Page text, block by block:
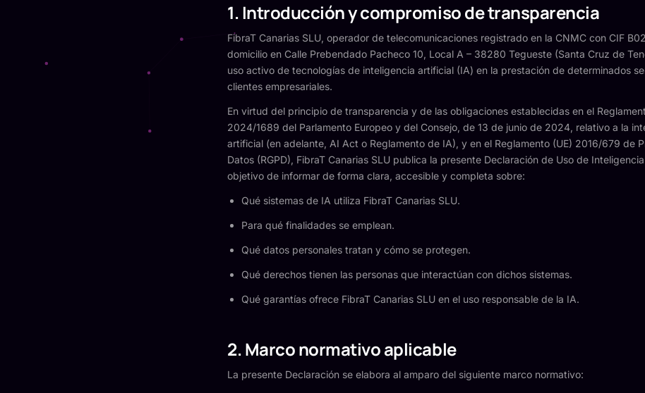
1. Introducción y compromiso de transparencia
FibraT Canarias SLU, operador de telecomunicaciones registrado en la CNMC con CIF
domicilio en Calle Prebendado Pacheco 10, Local A – 38280 Tegueste (Santa Cruz de
uso activo de tecnologías de inteligencia artificial (IA) en la prestación de determinados
clientes empresariales.
En virtud del principio de transparencia y de las obligaciones establecidas en el
2024/1689 del Parlamento Europeo y del Consejo, de 13 de junio de 2024, relativo a la
artificial (en adelante, AI Act o Reglamento de IA), y en el Reglamento (UE) 2016/679 de
Datos (RGPD), FibraT Canarias SLU publica la presente Declaración de Uso de
objetivo de informar de forma clara, accesible y completa sobre:
Qué sistemas de IA utiliza FibraT Canarias SLU.
Para qué finalidades se emplean.
Qué datos personales tratan y cómo se protegen.
Qué derechos tienen las personas que interactúan con dichos sistemas.
Qué garantías ofrece FibraT Canarias SLU en el uso responsable de la IA.
2. Marco normativo aplicable
La presente Declaración se elabora al amparo del siguiente marco normativo: